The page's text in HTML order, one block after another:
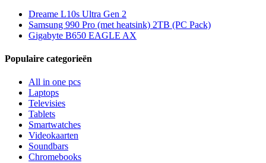
Dreame L10s Ultra Gen 2
Samsung 990 Pro (met heatsink) 2TB (PC Pack)
Gigabyte B650 EAGLE AX
Populaire categorieën
All in one pcs
Laptops
Televisies
Tablets
Smartwatches
Videokaarten
Soundbars
Chromebooks